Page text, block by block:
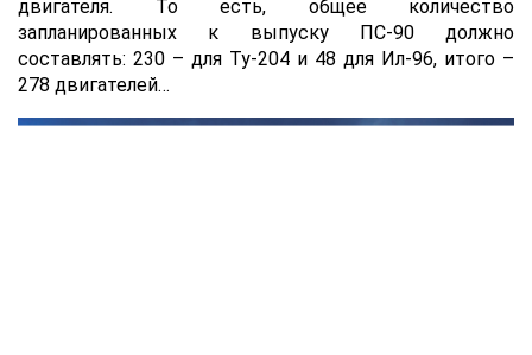
двигателя. То есть, общее количество
запланированных к выпуску ПС-90 должно
составлять: 230 – для Ту-204 и 48 для Ил-96, итого –
278 двигателей…